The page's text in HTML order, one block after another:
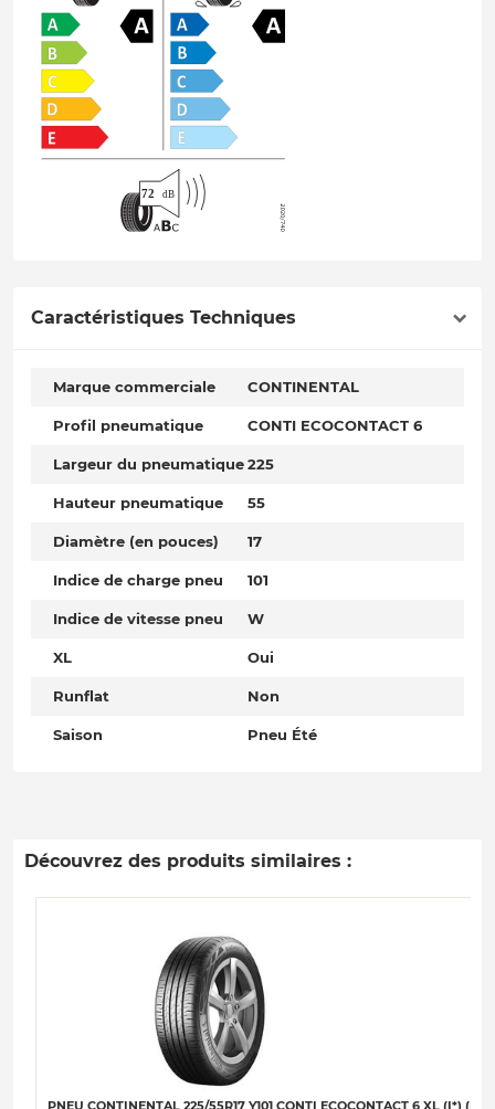
Caractéristiques Techniques
Marque commerciale CONTINENTAL
Profil pneumatique CONTI ECOCONTACT 6
Largeur du pneumatique225
Hauteur pneumatique 55
Diamètre (en pouces) 17
Indice de charge pneu 101
Indice de vitesse pneu W
XL Oui
Runflat Non
Saison Pneu Été
Découvrez des produits similaires :